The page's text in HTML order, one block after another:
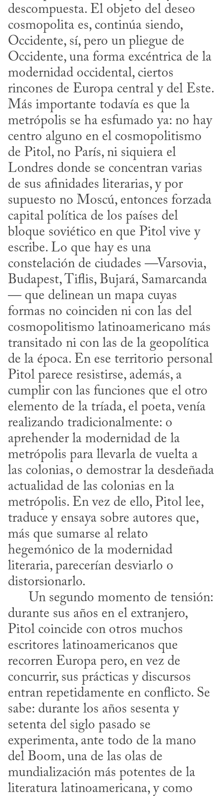
descompuesta. El objeto del deseo
cosmopolita es, continúa siendo,
Occidente, sí, pero un pliegue de
Occidente, una forma excéntrica de la
modernidad occidental, ciertos
rincones de Europa central y del Este.
Más importante todavía es que la
metrópolis se ha esfumado ya: no hay
centro alguno en el cosmopolitismo
de Pitol, no París, ni siquiera el
Londres donde se concentran varias
de sus afinidades literarias, y por
supuesto no Moscú, entonces forzada
capital política de los países del
bloque soviético en que Pitol vive y
escribe. Lo que hay es una
constelación de ciudades —Varsovia,
Budapest, Tiflis, Bujará, Samarcanda
— que delinean un mapa cuyas
formas no coinciden ni con las del
cosmopolitismo latinoamericano más
transitado ni con las de la geopolítica
de la época. En ese territorio personal
Pitol parece resistirse, además, a
cumplir con las funciones que el otro
elemento de la tríada, el poeta, venía
realizando tradicionalmente: o
aprehender la modernidad de la
metrópolis para llevarla de vuelta a
las colonias, o demostrar la desdeñada
actualidad de las colonias en la
metrópolis. En vez de ello, Pitol lee,
traduce y ensaya sobre autores que,
más que sumarse al relato
hegemónico de la modernidad
literaria, parecerían desviarlo o
distorsionarlo.
durante sus años en el extranjero,
Pitol coincide con otros muchos
escritores latinoamericanos que
recorren Europa pero, en vez de
concurrir, sus prácticas y discursos
entran repetidamente en conflicto. Se
sabe: durante los años sesenta y
setenta del siglo pasado se
experimenta, ante todo de la mano
del Boom, una de las olas de
mundialización más potentes de la
literatura latinoamericana, y como